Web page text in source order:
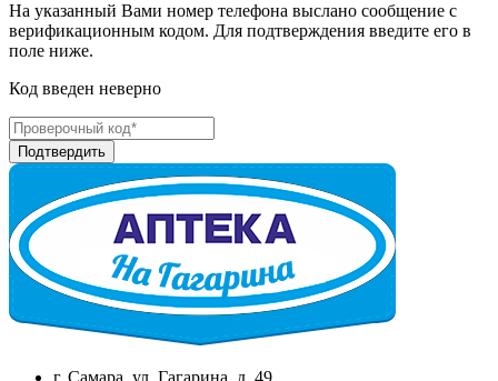
На указанный Вами номер телефона выслано сообщение с
верификационным кодом. Для подтверждения введите его в
поле ниже.
Код введен неверно
г. Самара, ул. Гагарина, д. 49